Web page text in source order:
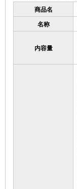
商品名
名称
内容量